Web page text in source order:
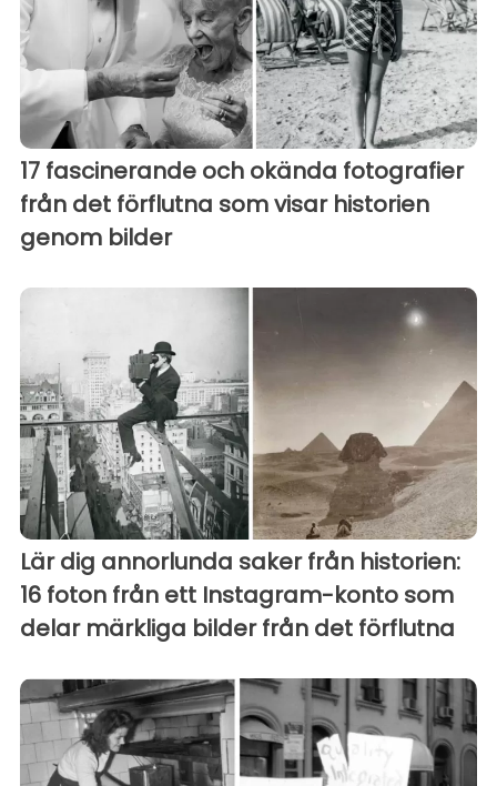
17 fascinerande och okända fotografier
från det förflutna som visar historien
genom bilder
Lär dig annorlunda saker från historien:
16 foton från ett Instagram-konto som
delar märkliga bilder från det förflutna